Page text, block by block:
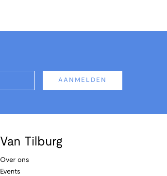
AANMELDEN
Van Tilburg
Over ons
Events